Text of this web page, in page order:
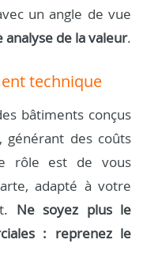
un angle de vue
analyse de la valeur.
technique
bâtiments conçus
générant des coûts
rôle est de vous
adapté à votre
Ne soyez plus le
: reprenez le